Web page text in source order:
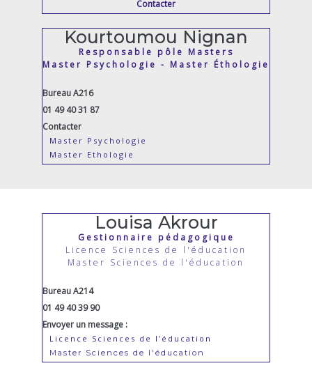
Contacter
Kourtoumou Nignan
Responsable pôle Masters
Master Psychologie - Master Éthologie
Bureau A216
01 49 40 31 87
Contacter
Master Psychologie
Master Ethologie
Louisa Akrour
Gestionnaire pédagogique
Licence Sciences de l'éducation
Master Sciences de l'éducation
Bureau A214
01 49 40 39 90
Envoyer un message :
Licence Sciences de l'éducation
Master Sciences de l'éducation